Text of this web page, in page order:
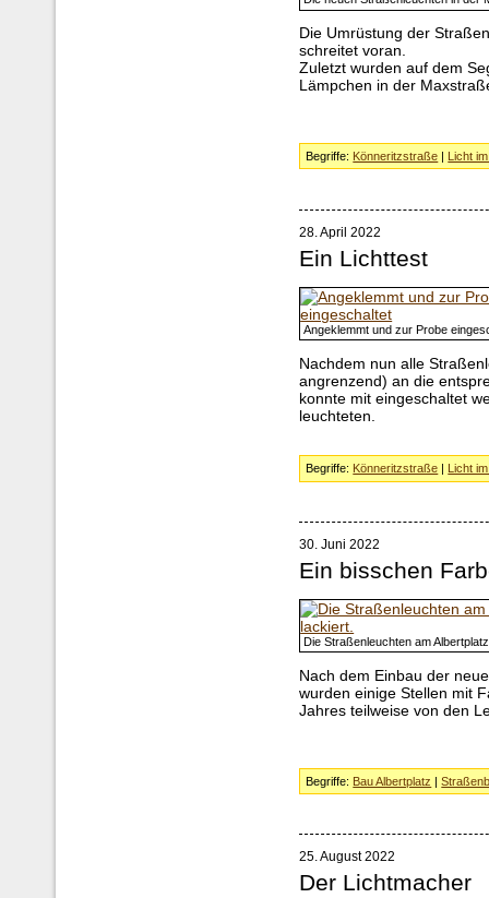
Die Umrüstung der
schreitet voran.
Zuletzt wurden auf dem
Lämpchen in der
Begriffe: Könneritzstraße Licht
28. April 2022
Ein Lichttest
Angeklemmt und zur Probe
Nachdem nun alle
angrenzend) an die
konnte mit eingeschaltet
leuchteten.
Begriffe: Könneritzstraße Licht
30. Juni 2022
Ein bisschen
Die Straßenleuchten am
Nach dem Einbau der
wurden einige Stellen mit
Jahres teilweise von den
Begriffe: Bau Albertplatz |
25. August 2022
Der Lichtmacher